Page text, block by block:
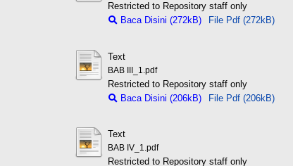
Restricted to Repository staff only
Baca Disini (272kB)
File Pdf (272kB)
Text
BAB III_1.pdf
Restricted to Repository staff only
Baca Disini (206kB)
File Pdf (206kB)
Text
BAB IV_1.pdf
Restricted to Repository staff only